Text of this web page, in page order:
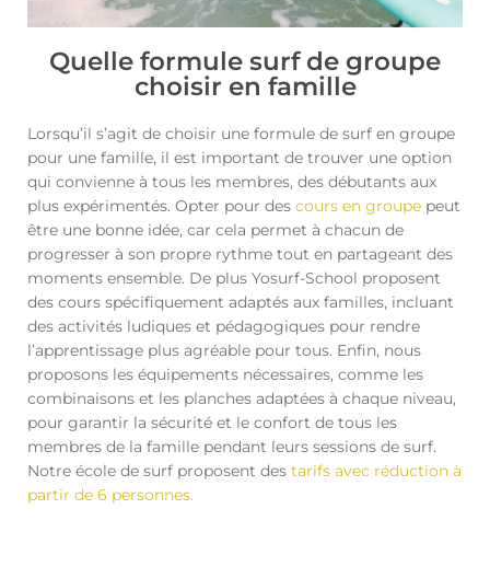
Quelle formule surf de groupe
choisir en famille
Lorsqu’il s’agit de choisir une formule de surf en groupe
pour une famille, il est important de trouver une option
qui convienne à tous les membres, des débutants aux
plus expérimentés. Opter pour des cours en groupe peut
être une bonne idée, car cela permet à chacun de
progresser à son propre rythme tout en partageant des
moments ensemble. De plus Yosurf-School proposent
des cours spécifiquement adaptés aux familles, incluant
des activités ludiques et pédagogiques pour rendre
l’apprentissage plus agréable pour tous. Enfin, nous
proposons les équipements nécessaires, comme les
combinaisons et les planches adaptées à chaque niveau,
pour garantir la sécurité et le confort de tous les
membres de la famille pendant leurs sessions de surf.
Notre école de surf proposent des tarifs avec réduction à
partir de 6 personnes.